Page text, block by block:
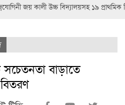
জয় কালী উচ্চ বিদ্যালয়সহ ১৯ প্রাথমিক
সচেতনতা বাড়াতে
বিতরণ